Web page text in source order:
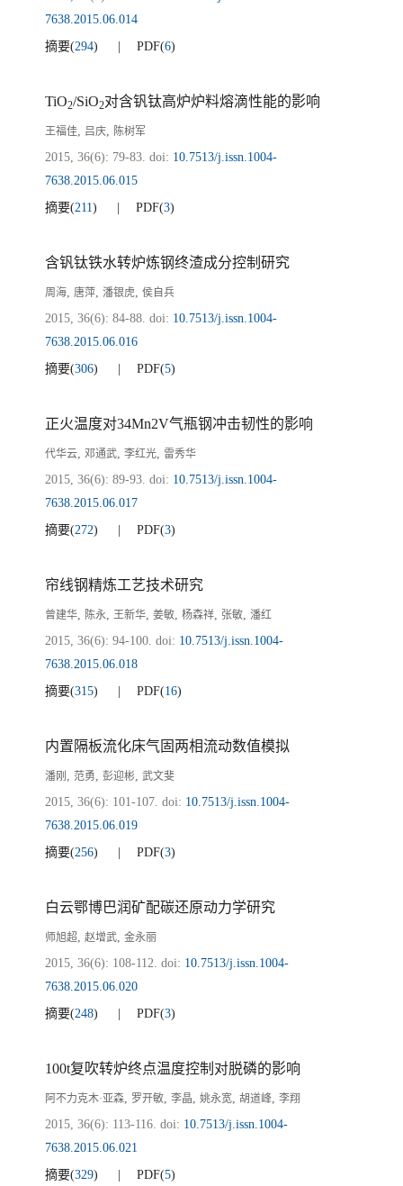
7638.2015.06.014
摘要(294) PDF(6)
TiO2/SiO2对含钒钛高炉炉料熔滴性能的影响
王福佳, 吕庆, 陈树军
2015, 36(6): 79-83. doi: 10.7513/j.issn.1004-
7638.2015.06.015
摘要(211) PDF(3)
含钒钛铁水转炉炼钢终渣成分控制研究
周海, 唐萍, 潘银虎, 侯自兵
2015, 36(6): 84-88. doi: 10.7513/j.issn.1004-
7638.2015.06.016
摘要(306) PDF(5)
正火温度对34Mn2V气瓶钢冲击韧性的影响
代华云, 邓通武, 李红光, 雷秀华
2015, 36(6): 89-93. doi: 10.7513/j.issn.1004-
7638.2015.06.017
摘要(272) PDF(3)
帘线钢精炼工艺技术研究
曾建华, 陈永, 王新华, 姜敏, 杨森祥, 张敏, 潘红
2015, 36(6): 94-100. doi: 10.7513/j.issn.1004-
7638.2015.06.018
摘要(315) PDF(16)
内置隔板流化床气固两相流动数值模拟
潘刚 , 范勇, 彭迎彬, 武文斐
2015, 36(6): 101-107. doi: 10.7513/j.issn.1004-
7638.2015.06.019
摘要(256) PDF(3)
白云鄂博巴润矿配碳还原动力学研究
师旭超, 赵增武, 金永丽
2015, 36(6): 108-112. doi: 10.7513/j.issn.1004-
7638.2015.06.020
摘要(248) PDF(3)
100t复吹转炉终点温度控制对脱磷的影响
阿不力克木·亚森, 罗开敏, 李晶, 姚永宽, 胡道峰, 李翔
2015, 36(6): 113-116. doi: 10.7513/j.issn.1004-
7638.2015.06.021
摘要(329) PDF(5)